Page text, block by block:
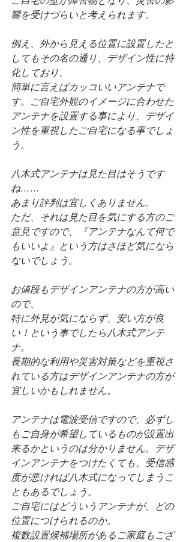
響を受けづらいと考えられます。
例え、外から見える位置に設置したと
してもその名の通り、デザイン性に特
化しており、
簡単に言えばカッコいいアンテナで
す。ご自宅外観のイメージに合わせた
アンテナを設置する事により、デザイ
ン性を重視したご自宅になる事でしょ
う。
八木式アンテナは見た目はそうです
ね……
あまり評判は宜しくありません。
ただ、それは見た目を気にする方のご
意見ですので、『アンテナなんて何で
もいいよ』という方はさほど気になら
ないでしょう。
お値段もデザインアンテナの方が高い
ので、
特に外見が気にならず、安い方が良
い！という事でしたら八木式アンテ
ナ。
長期的な利用や災害対策などを重視さ
れている方はデザインアンテナの方が
宜しいかもしれません。
アンテナは電波受信ですので、必ずし
もご自身が希望しているものが設置出
来るかというのは分かりません。デザ
インアンテナをつけたくても、受信感
度が悪ければ八木式になってしまうこ
ともあるでしょう。
ご自宅にはどういうアンテナが、どの
位置につけられるのか。
複数設置候補場所があるご家庭もござ